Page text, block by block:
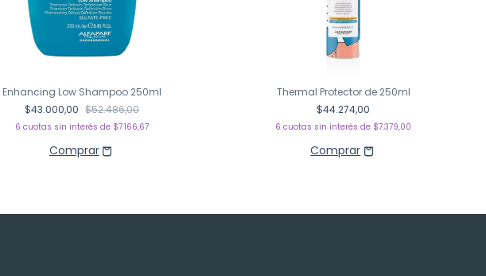
Enhancing Low Shampoo 250ml
$43.000,00 $52.486,00
6 cuotas sin interés de $7.166,67
Thermal Protector de 250ml
$44.274,00
6 cuotas sin interés de $7.379,00